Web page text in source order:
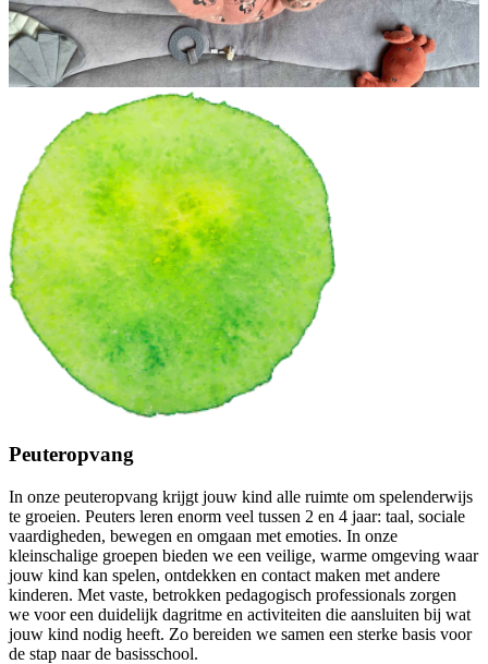
Peuteropvang
In onze peuteropvang krijgt jouw kind alle ruimte om spelenderwijs
te groeien. Peuters leren enorm veel tussen 2 en 4 jaar: taal, sociale
vaardigheden, bewegen en omgaan met emoties. In onze
kleinschalige groepen bieden we een veilige, warme omgeving waar
jouw kind kan spelen, ontdekken en contact maken met andere
kinderen. Met vaste, betrokken pedagogisch professionals zorgen
we voor een duidelijk dagritme en activiteiten die aansluiten bij wat
jouw kind nodig heeft. Zo bereiden we samen een sterke basis voor
de stap naar de basisschool.